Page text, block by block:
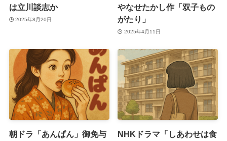
は立川談志か
2025年8月20日
やなせたかし作「双子もの
がたり」
2025年4月11日
朝ドラ「あんぱん」御免与
NHKドラマ「しあわせは食